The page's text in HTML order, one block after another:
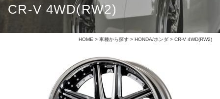
CR-V 4WD(RW2)
HOME > 車種から探す > HONDA/ホンダ > CR-V 4WD(RW2)